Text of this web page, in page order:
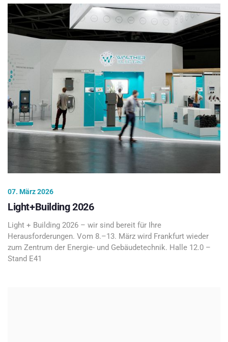
07. März 2026
Light+Building 2026
Light + Building 2026 – wir sind bereit für Ihre
Herausforderungen. Vom 8.–13. März wird Frankfurt wieder
zum Zentrum der Energie- und Gebäudetechnik. Halle 12.0 –
Stand E41